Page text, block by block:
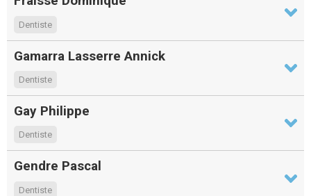
Dentiste
Gamarra Lasserre Annick
Dentiste
Gay Philippe
Dentiste
Gendre Pascal
Dentiste